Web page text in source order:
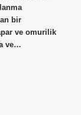
bir
ve omurilik
ve…